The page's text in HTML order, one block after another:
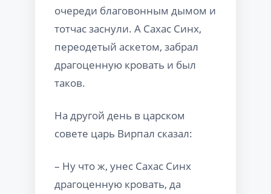
очереди благовонным дымом и
тотчас заснули. А Сахас Синх,
переодетый аскетом, забрал
драгоценную кровать и был
таков.
На другой день в царском
совете царь Вирпал сказал:
– Ну что ж, унес Сахас Синх
драгоценную кровать, да